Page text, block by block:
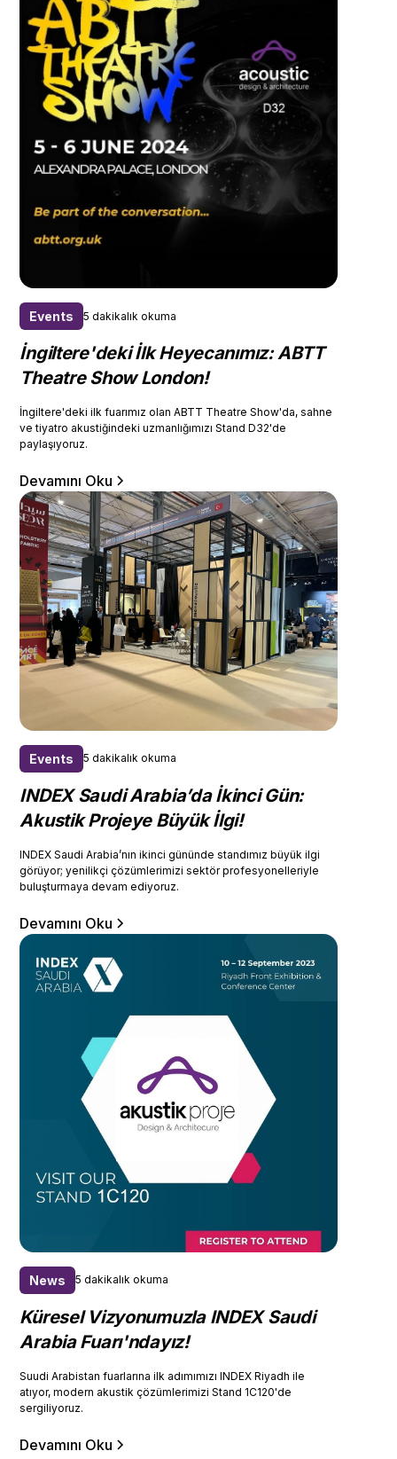
Events 5 dakikalık okuma
İngiltere'deki İlk Heyecanımız: ABTT
Theatre Show London!
İngiltere'deki ilk fuarımız olan ABTT Theatre Show'da, sahne
ve tiyatro akustiğindeki uzmanlığımızı Stand D32'de
paylaşıyoruz.
Devamını Oku
Events 5 dakikalık okuma
INDEX Saudi Arabia’da İkinci Gün:
Akustik Projeye Büyük İlgi!
INDEX Saudi Arabia’nın ikinci gününde standımız büyük ilgi
görüyor; yenilikçi çözümlerimizi sektör profesyonelleriyle
buluşturmaya devam ediyoruz.
Devamını Oku
News 5 dakikalık okuma
Küresel Vizyonumuzla INDEX Saudi
Arabia Fuarı'ndayız!
Suudi Arabistan fuarlarına ilk adımımızı INDEX Riyadh ile
atıyor, modern akustik çözümlerimizi Stand 1C120'de
sergiliyoruz.
Devamını Oku